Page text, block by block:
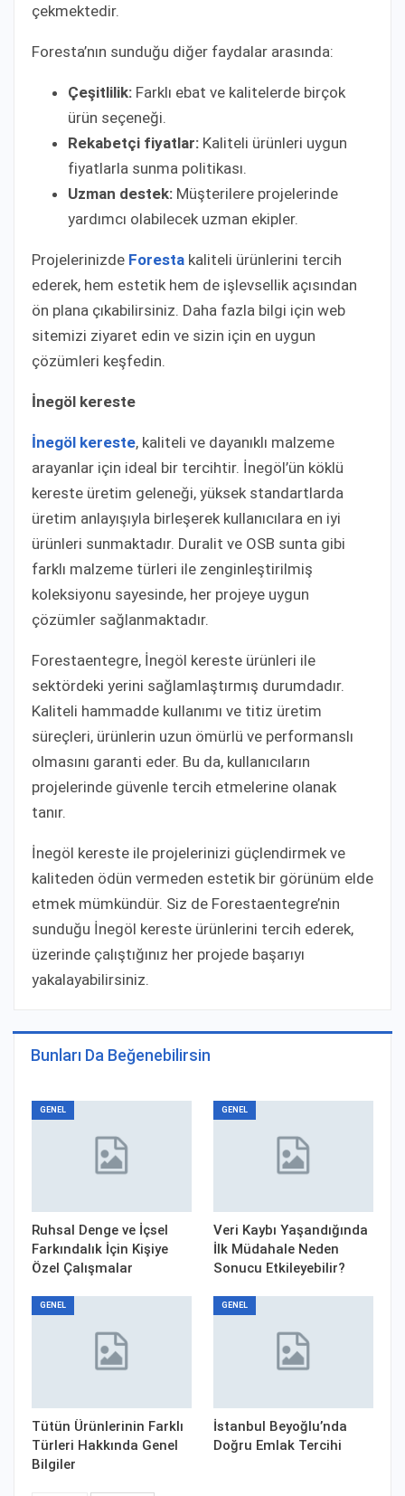
çekmektedir.
Foresta’nın sunduğu diğer faydalar arasında:
Çeşitlilik: Farklı ebat ve kalitelerde birçok
ürün seçeneği.
Rekabetçi fiyatlar: Kaliteli ürünleri uygun
fiyatlarla sunma politikası.
Uzman destek: Müşterilere projelerinde
yardımcı olabilecek uzman ekipler.
Projelerinizde Foresta kaliteli ürünlerini tercih
ederek, hem estetik hem de işlevsellik açısından
ön plana çıkabilirsiniz. Daha fazla bilgi için web
sitemizi ziyaret edin ve sizin için en uygun
çözümleri keşfedin.
İnegöl kereste
İnegöl kereste, kaliteli ve dayanıklı malzeme
arayanlar için ideal bir tercihtir. İnegöl’ün köklü
kereste üretim geleneği, yüksek standartlarda
üretim anlayışıyla birleşerek kullanıcılara en iyi
ürünleri sunmaktadır. Duralit ve OSB sunta gibi
farklı malzeme türleri ile zenginleştirilmiş
koleksiyonu sayesinde, her projeye uygun
çözümler sağlanmaktadır.
Forestaentegre, İnegöl kereste ürünleri ile
sektördeki yerini sağlamlaştırmış durumdadır.
Kaliteli hammadde kullanımı ve titiz üretim
süreçleri, ürünlerin uzun ömürlü ve performanslı
olmasını garanti eder. Bu da, kullanıcıların
projelerinde güvenle tercih etmelerine olanak
tanır.
İnegöl kereste ile projelerinizi güçlendirmek ve
kaliteden ödün vermeden estetik bir görünüm elde
etmek mümkündür. Siz de Forestaentegre’nin
sunduğu İnegöl kereste ürünlerini tercih ederek,
üzerinde çalıştığınız her projede başarıyı
yakalayabilirsiniz.
Bunları Da Beğenebilirsin
GENEL
Ruhsal Denge ve İçsel
Farkındalık İçin Kişiye
Özel Çalışmalar
GENEL
Veri Kaybı Yaşandığında
İlk Müdahale Neden
Sonucu Etkileyebilir?
GENEL
Tütün Ürünlerinin Farklı
Türleri Hakkında Genel
Bilgiler
GENEL
İstanbul Beyoğlu’nda
Doğru Emlak Tercihi